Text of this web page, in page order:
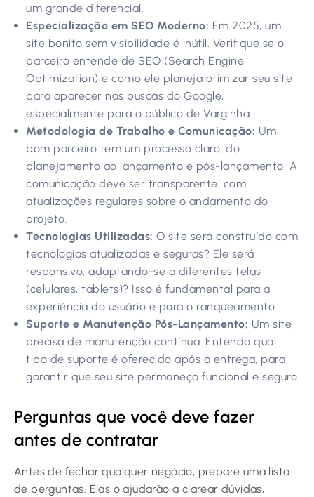
um grande diferencial.
Especialização em SEO Moderno: Em 2025, um
site bonito sem visibilidade é inútil. Verifique se o
parceiro entende de SEO (Search Engine
Optimization) e como ele planeja otimizar seu site
para aparecer nas buscas do Google,
especialmente para o público de Varginha.
Metodologia de Trabalho e Comunicação: Um
bom parceiro tem um processo claro, do
planejamento ao lançamento e pós-lançamento. A
comunicação deve ser transparente, com
atualizações regulares sobre o andamento do
projeto.
Tecnologias Utilizadas: O site será construído com
tecnologias atualizadas e seguras? Ele será
responsivo, adaptando-se a diferentes telas
(celulares, tablets)? Isso é fundamental para a
experiência do usuário e para o ranqueamento.
Suporte e Manutenção Pós-Lançamento: Um site
precisa de manutenção contínua. Entenda qual
tipo de suporte é oferecido após a entrega, para
garantir que seu site permaneça funcional e seguro.
Perguntas que você deve fazer
antes de contratar
Antes de fechar qualquer negócio, prepare uma lista
de perguntas. Elas o ajudarão a clarear dúvidas,